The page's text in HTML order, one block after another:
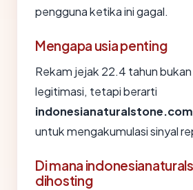
pengguna ketika ini gagal.
Mengapa usia penting
Rekam jejak 22.4 tahun
legitimasi, tetapi berarti
indonesianaturalstone.com
untuk mengakumulasi sinyal
Di mana
dihosting